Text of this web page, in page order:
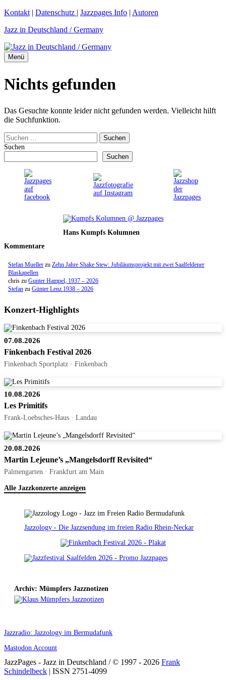
Zum
springen
Kontakt | Datenschutz | Jazzpages Info | Autoren
Jazz in Deutschland / Germany
Menü
Nichts gefunden
Das Gesuchte konnte leider nicht gefunden werden. Vielleicht hilft
die Suchfunktion.
Suchen
nach:
Suchen
Suchen
Hans Kumpfs Kolumnen
Kommentare
Stefan Mueller zu Zehn Jahre Shake Stew: Jubiläumsprojekt mit zwei Saalfeldener
Blaskapellen
chris zu Gunter Hampel, 1937 – 2026
Stefan zu Günter Lenz 1938 – 2026
Konzert-Highlights
07.08.2026
Finkenbach Festival 2026
Finkenbach Sportplatz · Finkenbach
10.08.2026
Les Primitifs
Frank-Loebsches-Haus · Landau
20.08.2026
Martin Lejeune’s „Mangelsdorff Revisited“
Palmengarten · Frankfurt am Main
Alle Jazzkonzerte anzeigen
Jazzology - Die Jazzsendung im freien Radio Rhein-Neckar
Archiv: Mümpfers Jazznotizen
Jazzradio: Jazzology im Bermudafunk
Mastodon Account
JazzPages - Jazz in Deutschland / © 1997 - 2026 Frank
Schindelbeck | ISSN 2751-4099